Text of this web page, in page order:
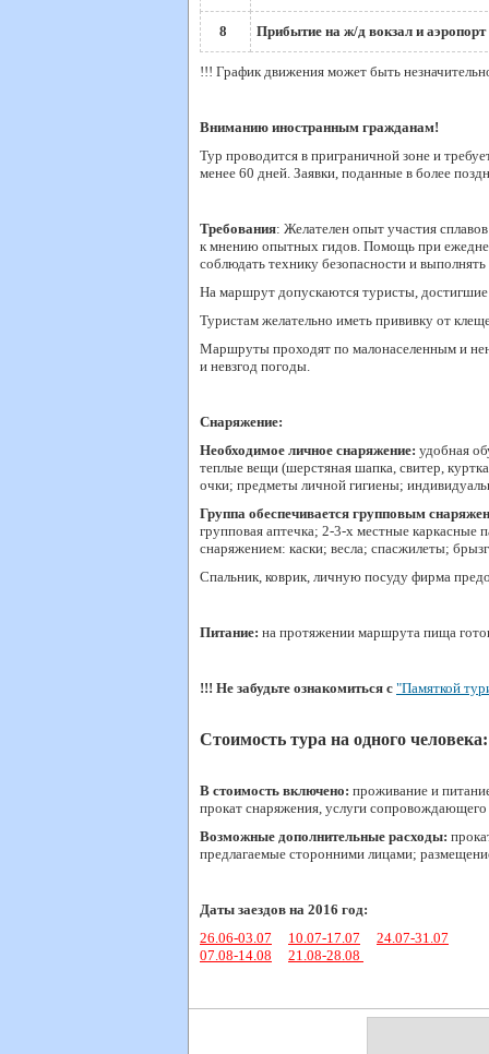
8 Прибытие на ж/д вокзал и
!!! График движения может быть
Вниманию иностранным гражданам!
Тур проводится в приграничной зоне и
менее 60 дней. Заявки, поданные в более
Требования: Желателен опыт участия
к мнению опытных гидов. Помощь при
соблюдать технику безопасности и
На маршрут допускаются туристы, достигшие
Туристам желательно иметь прививку от
Маршруты проходят по малонаселенным и
и невзгод погоды.
Снаряжение:
Необходимое личное снаряжение: удобная
теплые вещи (шерстяная шапка, свитер,
очки; предметы личной гигиены;
Группа обеспечивается групповым
групповая аптечка; 2-3-х местные
снаряжением: каски; весла; спасжилеты;
Спальник, коврик, личную посуду фирма
Питание: на протяжении маршрута пища
!!! Не забудьте ознакомиться с "Памяткой
Стоимость тура на одного
В стоимость включено: проживание и
прокат снаряжения, услуги сопровождающего
Возможные дополнительные расходы:
предлагаемые сторонними лицами;
Даты заездов на 2016 год:
26.06-03.07
10.07-17.07
24.07-31.07
07.08-14.08
21.08-28.08